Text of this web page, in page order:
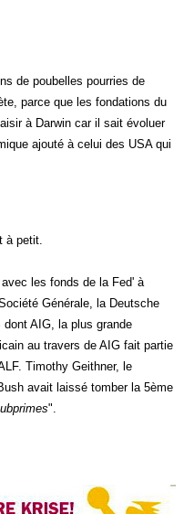
de poubelles pourries de
parce que les fondations du
à Darwin car il sait évoluer
ajouté à celui des USA qui
à petit.
les fonds de la Fed' à
Générale, la Deutsche
AIG, la plus grande
au travers de AIG fait partie
Timothy Geithner, le
avait laissé tomber la 5ème
".